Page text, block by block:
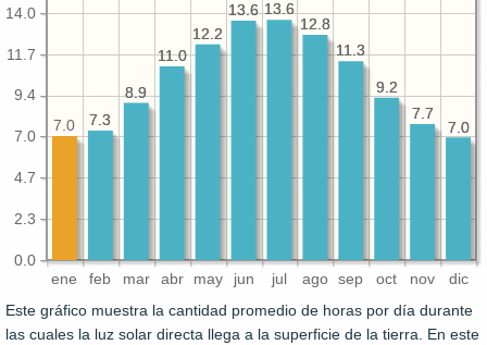
ene feb mar abr may jun jul ago sep oct nov dic
0.0
2.3
4.7
7.0
9.4
11.7
14.0
7.0
7.7
9.2
11.3
12.8
13.6
13.6
12.2
11.0
8.9
7.3
7.0
7.7
9.2
11.3
12.8
13.6
13.6
12.2
11.0
8.9
7.3
7.0
Este gráfico muestra la cantidad promedio de horas por día durante
las cuales la luz solar directa llega a la superficie de la tierra. En este